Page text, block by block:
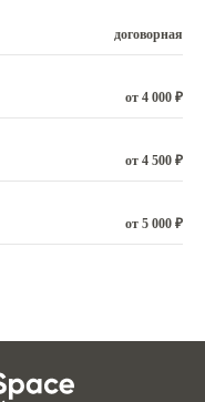
договорная
от 4 000 ₽
от 4 500 ₽
от 5 000 ₽